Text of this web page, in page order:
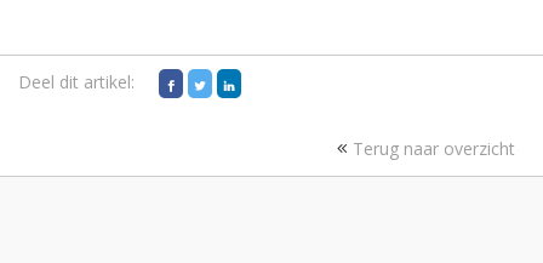
Deel dit artikel:
Terug naar overzicht